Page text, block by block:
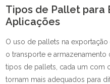
Tipos de Pallet para
Aplicações
O uso de pallets na
o transporte e armazenamento
tipos de pallets, cada um com
tornam mais adequados para